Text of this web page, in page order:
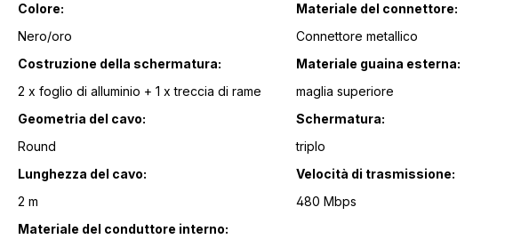
Colore:
Nero/oro
Costruzione della schermatura:
2 x foglio di alluminio + 1 x treccia di rame
Geometria del cavo:
Round
Lunghezza del cavo:
2 m
Materiale del conduttore interno:
Materiale del connettore:
Connettore metallico
Materiale guaina esterna:
maglia superiore
Schermatura:
triplo
Velocità di trasmissione:
480 Mbps